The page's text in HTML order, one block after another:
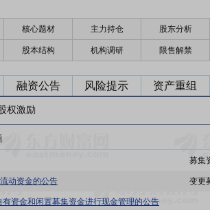
核心题材 主力持仓 股东分析
股本结构 机构调研 限售解禁
融资公告 风险提示 资产重组
权激励
募集
动资金的公告 变更
资金和闲置募集资金进行现金管理的公告